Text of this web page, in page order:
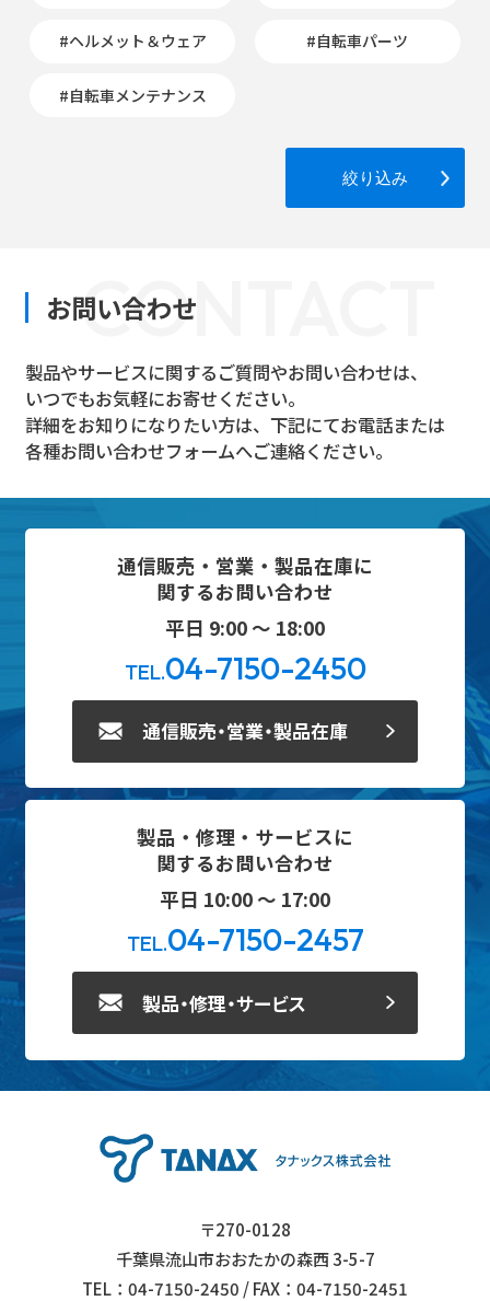
#ヘルメット＆ウェア #自転車パーツ
#自転車メンテナンス
絞り込み
CONTACT
お問い合わせ
製品やサービスに関するご質問やお問い合わせは、
いつでもお気軽にお寄せください。
詳細をお知りになりたい方は、下記にてお電話または
各種お問い合わせフォームへご連絡ください。
通信販売・営業・製品在庫に
関するお問い合わせ
平日 9:00 ～ 18:00
TEL.04-7150-2450
通信販売・営業・製品在庫
製品・修理・サービスに
関するお問い合わせ
平日 10:00 ～ 17:00
TEL.04-7150-2457
製品・修理・サービス
〒270-0128
千葉県流山市おおたかの森西 3-5-7
TEL：04-7150-2450 / FAX：04-7150-2451